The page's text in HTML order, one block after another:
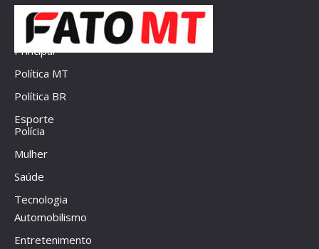
Principal
Política MT
Política BR
Esporte
Polícia
Mulher
Saúde
Tecnologia
Automobilismo
Entretenimento